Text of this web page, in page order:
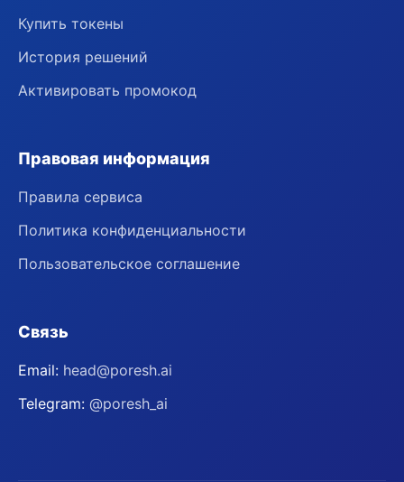
Купить токены
История решений
Активировать промокод
Правовая информация
Правила сервиса
Политика конфиденциальности
Пользовательское соглашение
Связь
Email: head@poresh.ai
Telegram: @poresh_ai